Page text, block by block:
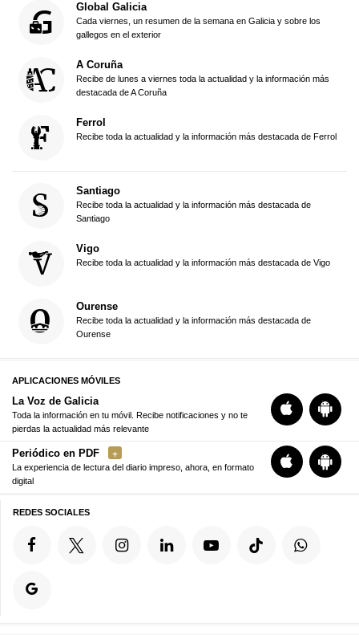
Global Galicia
Cada viernes, un resumen de la semana en Galicia y sobre los
gallegos en el exterior
A Coruña
Recibe de lunes a viernes toda la actualidad y la información más
destacada de A Coruña
Ferrol
Recibe toda la actualidad y la información más destacada de Ferrol
Santiago
Recibe toda la actualidad y la información más destacada de
Santiago
Vigo
Recibe toda la actualidad y la información más destacada de Vigo
Ourense
Recibe toda la actualidad y la información más destacada de
Ourense
APLICACIONES MÓVILES
La Voz de Galicia
Toda la información en tu móvil. Recibe notificaciones y no te
pierdas la actualidad más relevante
Periódico en PDF
La experiencia de lectura del diario impreso, ahora, en formato
digital
REDES SOCIALES